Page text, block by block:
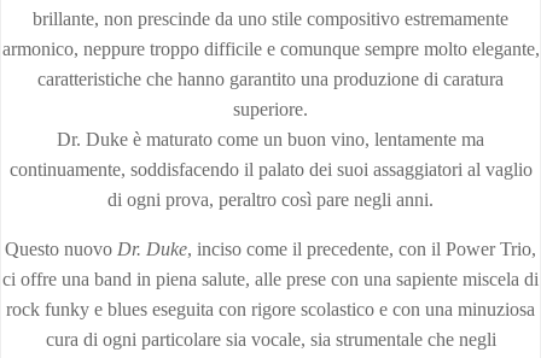
brillante, non prescinde da uno stile compositivo estremamente
armonico, neppure troppo difficile e comunque sempre molto elegante,
caratteristiche che hanno garantito una produzione di caratura
superiore.
Dr. Duke è maturato come un buon vino, lentamente ma
continuamente, soddisfacendo il palato dei suoi assaggiatori al vaglio
di ogni prova, peraltro così pare negli anni.
Questo nuovo Dr. Duke, inciso come il precedente, con il Power Trio,
ci offre una band in piena salute, alle prese con una sapiente miscela di
rock funky e blues eseguita con rigore scolastico e con una minuziosa
cura di ogni particolare sia vocale, sia strumentale che negli